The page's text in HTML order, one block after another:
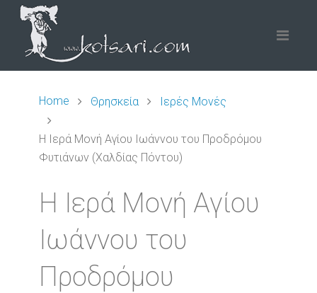
Home Θρησκεία Ιερές Μονές
Η Ιερά Μονή Αγίου Ιωάννου του Προδρόμου
Φυτιάνων (Χαλδίας Πόντου)
Η Ιερά Μονή Αγίου
Ιωάννου του
Προδρόμου